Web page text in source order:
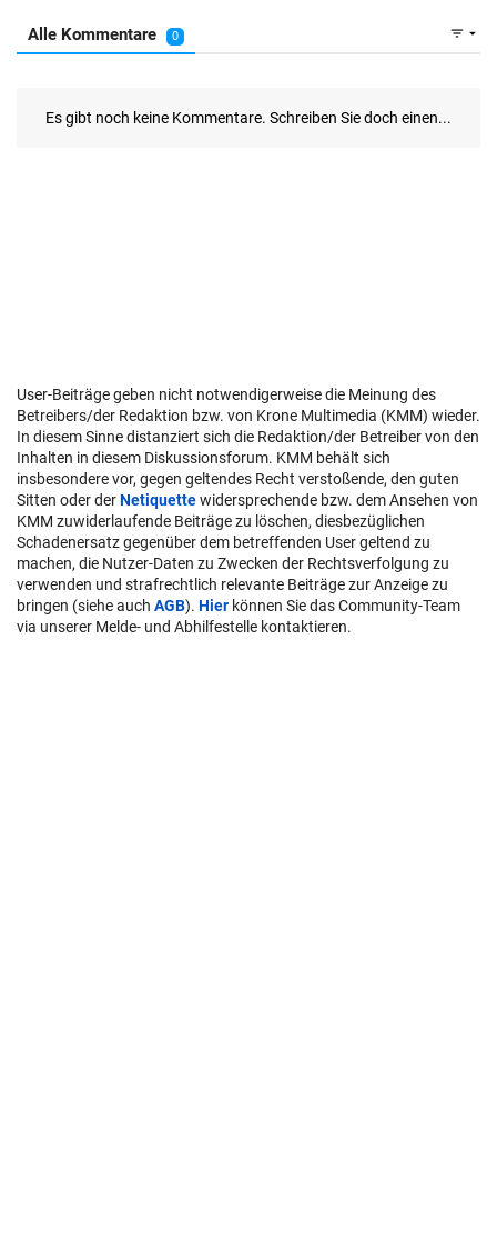
User-Beiträge geben nicht notwendigerweise die Meinung des
Betreibers/der Redaktion bzw. von Krone Multimedia (KMM) wieder.
In diesem Sinne distanziert sich die Redaktion/der Betreiber von den
Inhalten in diesem Diskussionsforum. KMM behält sich
insbesondere vor, gegen geltendes Recht verstoßende, den guten
Sitten oder derNetiquettewidersprechende bzw. dem Ansehen von
KMM zuwiderlaufende Beiträge zu löschen, diesbezüglichen
Schadenersatz gegenüber dem betreffenden User geltend zu
machen, die Nutzer-Daten zu Zwecken der Rechtsverfolgung zu
verwenden und strafrechtlich relevante Beiträge zur Anzeige zu
bringen (siehe auch AGB). Hier können Sie das Community-Team
via unserer Melde- und Abhilfestelle kontaktieren.